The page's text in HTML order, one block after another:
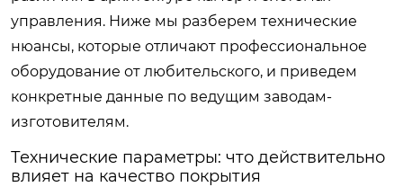
управления. Ниже мы разберем технические
нюансы, которые отличают профессиональное
оборудование от любительского, и приведем
конкретные данные по ведущим заводам-
изготовителям.
Технические параметры: что действительно
влияет на качество покрытия